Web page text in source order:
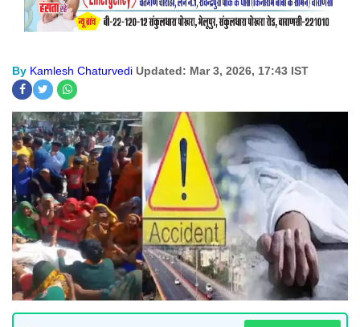
By Kamlesh Chaturvedi Updated: Mar 3, 2026, 17:43 IST